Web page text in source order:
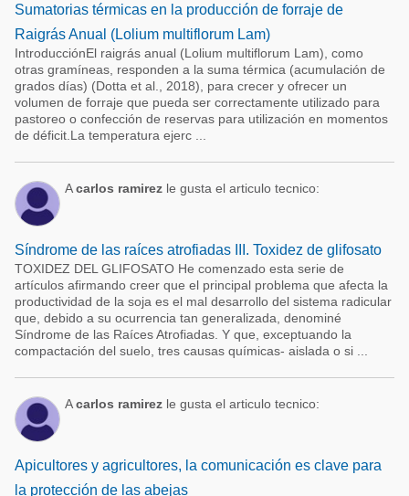
Sumatorias térmicas en la producción de forraje de
Raigrás Anual (Lolium multiflorum Lam)
IntroducciónEl raigrás anual (Lolium multiflorum Lam), como
otras gramíneas, responden a la suma térmica (acumulación de
grados días) (Dotta et al., 2018), para crecer y ofrecer un
volumen de forraje que pueda ser correctamente utilizado para
pastoreo o confección de reservas para utilización en momentos
de déficit.La temperatura ejerc ...
Acarlos ramirez le gusta el articulo tecnico:
Síndrome de las raíces atrofiadas III. Toxidez de glifosato
TOXIDEZ DEL GLIFOSATO He comenzado esta serie de
artículos afirmando creer que el principal problema que afecta la
productividad de la soja es el mal desarrollo del sistema radicular
que, debido a su ocurrencia tan generalizada, denominé
Síndrome de las Raíces Atrofiadas. Y que, exceptuando la
compactación del suelo, tres causas químicas- aislada o si ...
Acarlos ramirez le gusta el articulo tecnico:
Apicultores y agricultores, la comunicación es clave para
la protección de las abejas